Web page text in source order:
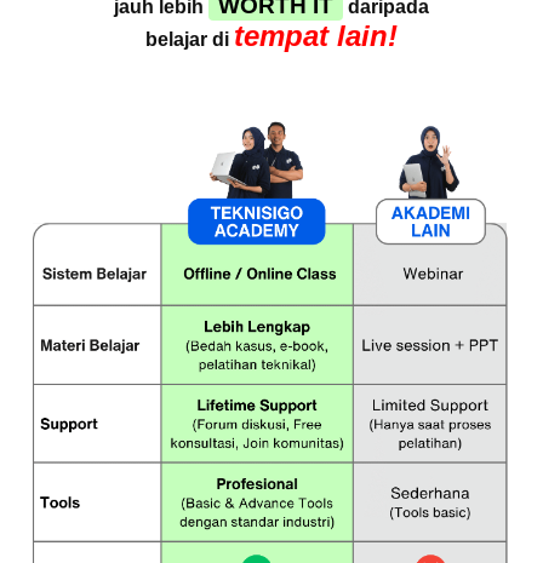
jauh lebih WORTH IT
daripada
belajar di tempat lain!